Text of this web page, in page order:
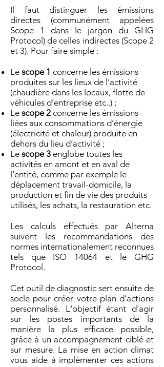
Il faut distinguer les émissions
directes (communément appelées
Scope 1 dans le jargon du GHG
Protocol) de celles indirectes (Scope 2
et 3). Pour faire simple :
Le scope 1 concerne les émissions
produites sur les lieux de l’activité
(chaudière dans les locaux, flotte de
véhicules d’entreprise etc..) ;
Le scope 2 concerne les émissions
liées aux consommations d’énergie
(électricité et chaleur) produite en
dehors du lieu d’activité ;
Le scope 3 englobe toutes les
activités en amont et en aval de
l’entité, comme par exemple le
déplacement travail-domicile, la
production et fin de vie des produits
utilisés, les achats, la restauration etc.
Les calculs effectués par Alterna
suivent les recommandations des
normes internationalement reconnues
tels que ISO 14064 et le GHG
Protocol.
Cet outil de diagnostic sert ensuite de
socle pour créer votre plan d’actions
personnalisé. L'objectif étant d'agir
sur les postes importants de la
manière la plus efficace possible,
grâce à un accompagnement ciblé et
sur mesure. La mise en action climat
vous aide à implémenter ces actions